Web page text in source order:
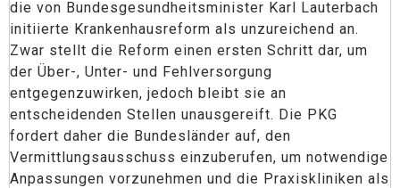
die von Bundesgesundheitsminister Karl Lauterbach
initiierte Krankenhausreform als unzureichend an.
Zwar stellt die Reform einen ersten Schritt dar, um
der Über-, Unter- und Fehlversorgung
entgegenzuwirken, jedoch bleibt sie an
entscheidenden Stellen unausgereift. Die PKG
fordert daher die Bundesländer auf, den
Vermittlungsausschuss einzuberufen, um notwendige
Anpassungen vorzunehmen und die Praxiskliniken als